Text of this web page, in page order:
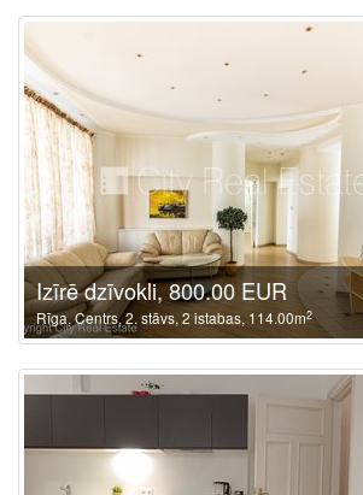
Izīrē dzīvokli, 800.00 EUR
Rīga, Centrs, 2. stāvs, 2 istabas, 114.00m2